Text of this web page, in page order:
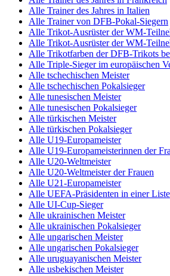
Alle Trainer des Jahres in Italien
Alle Trainer von DFB-Pokal-Siegern
Alle Trikot-Ausrüster der WM-
Alle Trikot-Ausrüster der WM-
Alle Trikotfarben der DFB-Trikots
Alle Triple-Sieger im europäischen
Alle tschechischen Meister
Alle tschechischen Pokalsieger
Alle tunesischen Meister
Alle tunesischen Pokalsieger
Alle türkischen Meister
Alle türkischen Pokalsieger
Alle U19-Europameister
Alle U19-Europameisterinnen der
Alle U20-Weltmeister
Alle U20-Weltmeister der Frauen
Alle U21-Europameister
Alle UEFA-Präsidenten in einer Liste
Alle UI-Cup-Sieger
Alle ukrainischen Meister
Alle ukrainischen Pokalsieger
Alle ungarischen Meister
Alle ungarischen Pokalsieger
Alle uruguayanischen Meister
Alle usbekischen Meister